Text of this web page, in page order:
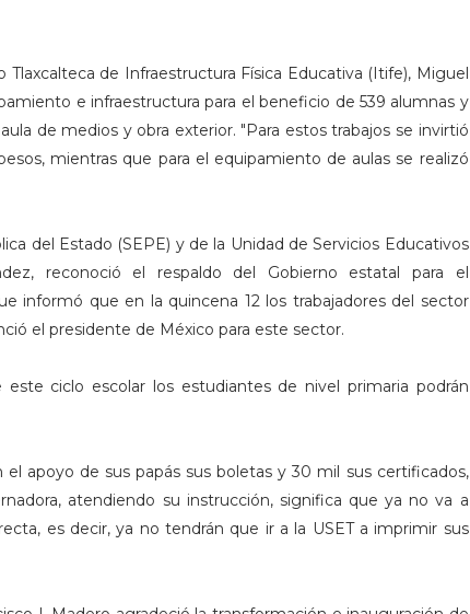
de Infraestructura Física Educativa (Itife), Miguel
e infraestructura para el beneficio de 539 alumnas y
de medios y obra exterior. "Para estos trabajos se invirtió
mientras que para el equipamiento de aulas se realizó
del Estado (SEPE) y de la Unidad de Servicios Educativos
reconoció el respaldo del Gobierno estatal para el
informó que en la quincena 12 los trabajadores del sector
el presidente de México para este sector.
ciclo escolar los estudiantes de nivel primaria podrán
apoyo de sus papás sus boletas y 30 mil sus certificados,
atendiendo su instrucción, significa que ya no va a
es decir, ya no tendrán que ir a la USET a imprimir sus